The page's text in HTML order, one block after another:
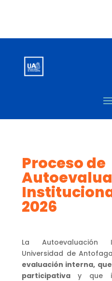
Proceso de
2026
La
Universidad de
evaluación interna,
participativa y que